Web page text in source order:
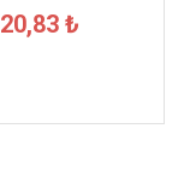
20,83 ₺